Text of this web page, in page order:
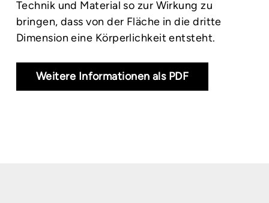
Technik und Material so zur Wirkung zu
bringen, dass von der Fläche in die dritte
Dimension eine Körperlichkeit entsteht.
Weitere Informationen als PDF